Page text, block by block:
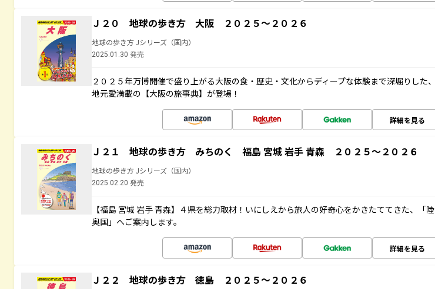
Ｊ２０ 地球の歩き方 大阪 ２０２５～２０２６
地球の歩き方 Jシリーズ（国内）
2025.01.30 発売
２０２５年万博開催で盛り上がる大阪の食・歴史・文化からディープな体験まで深堀りした、
地元愛満載の【大阪の旅事典】が登場！
詳細を見る
Ｊ２１ 地球の歩き方 みちのく 福島 宮城 岩手 青森 ２０２５～２０２６
地球の歩き方 Jシリーズ（国内）
2025.02.20 発売
【福島 宮城 岩手 青森】４県を総力取材！いにしえから旅人の好奇心をかきたててきた、「陸
奥国」へご案内します。
詳細を見る
Ｊ２２ 地球の歩き方 徳島 ２０２５～２０２６